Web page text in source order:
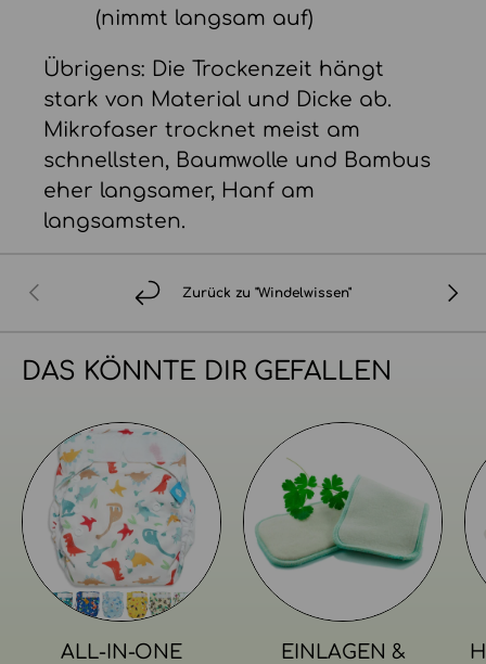
(nimmt langsam auf)
Übrigens: Die Trockenzeit hängt
stark von Material und Dicke ab.
Mikrofaser trocknet meist am
schnellsten, Baumwolle und Bambus
eher langsamer, Hanf am
langsamsten.
VORHERIGE Zurück zu "Windelwissen"
DAS KÖNNTE DIR GEFALLEN
ALL-IN-ONE
EINLAGEN &